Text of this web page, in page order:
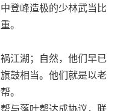
登峰造极的少林武当比
。
江湖；自然，他们早已
鼓相当。他们就是以老
。